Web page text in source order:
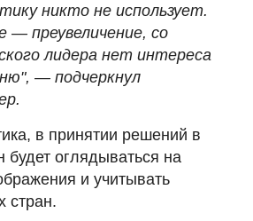
никто не использует.
— преувеличение, со
лидера нет интереса
— подчеркнул
в принятии решений в
оглядываться на
и учитывать
стран.